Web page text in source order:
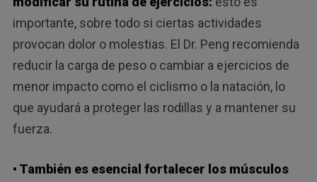
importante, sobre todo si ciertas actividades
provocan dolor o molestias. El Dr. Peng recomienda
reducir la carga de peso o cambiar a ejercicios de
menor impacto como el ciclismo o la natación, lo
que ayudará a proteger las rodillas y a mantener su
fuerza.
• También es esencial fortalecer los músculos